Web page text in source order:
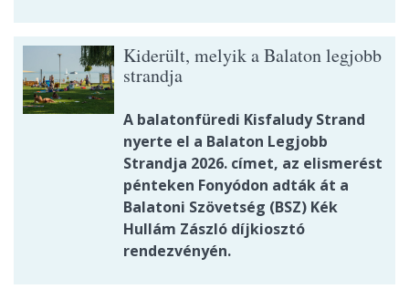
Kiderült, melyik a Balaton legjobb
strandja
A balatonfüredi Kisfaludy Strand
nyerte el a Balaton Legjobb
Strandja 2026. címet, az elismerést
pénteken Fonyódon adták át a
Balatoni Szövetség (BSZ) Kék
Hullám Zászló díjkiosztó
rendezvényén.